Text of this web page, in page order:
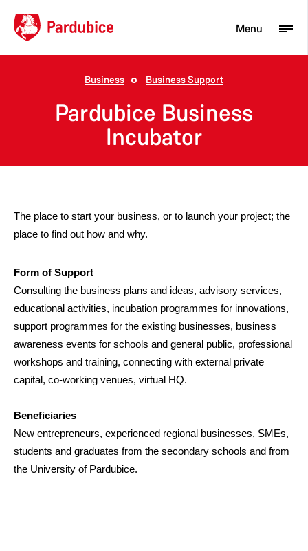
Tourist
Newcomer
Business Business Support
Pardubice Business
Incubator
The place to start your business, or to launch your project; the
place to find out how and why.
Form of Support
Consulting the business plans and ideas, advisory services,
educational activities, incubation programmes for innovations,
support programmes for the existing businesses, business
awareness events for schools and general public, professional
workshops and training, connecting with external private
capital, co-working venues, virtual HQ.
Beneficiaries
New entrepreneurs, experienced regional businesses, SMEs,
students and graduates from the secondary schools and from
the University of Pardubice.
Menu